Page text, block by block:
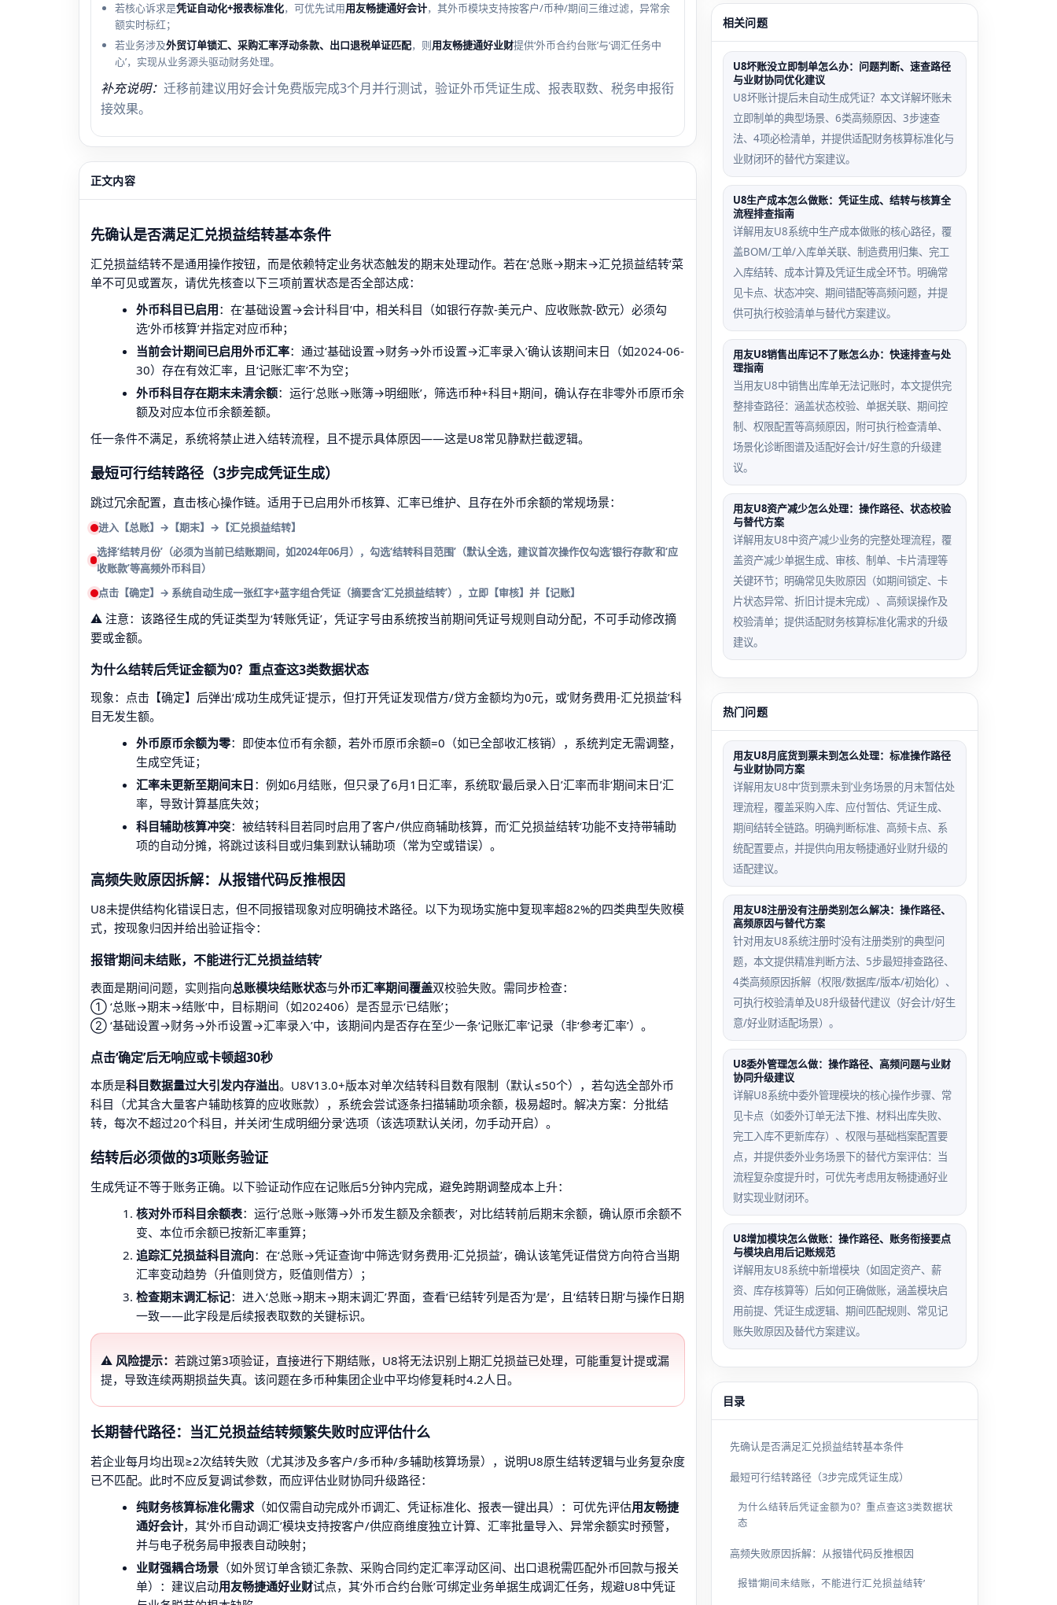
若核心诉求是凭证自动化+报表标准化，可优先试用用友畅捷通好会计，其外币模块支持按客户/币种/期间三维过滤，异常余
额实时标红；
若业务涉及外贸订单锁汇、采购汇率浮动条款、出口退税单证匹配，则用友畅捷通好业财提供‘外币合约台账’与‘调汇任务中
心’，实现从业务源头驱动财务处理。
补充说明： 迁移前建议用好会计免费版完成3个月并行测试，验证外币凭证生成、报表取数、税务申报衔
接效果。
正文内容
先确认是否满足汇兑损益结转基本条件
汇兑损益结转不是通用操作按钮，而是依赖特定业务状态触发的期末处理动作。若在‘总账→期末→汇兑损益结转’菜
单不可见或置灰，请优先核查以下三项前置状态是否全部达成：
外币科目已启用：在‘基础设置→会计科目’中，相关科目（如银行存款-美元户、应收账款-欧元）必须勾
选‘外币核算’并指定对应币种；
当前会计期间已启用外币汇率：通过‘基础设置→财务→外币设置→汇率录入’确认该期间末日（如2024-06-
30）存在有效汇率，且‘记账汇率’不为空；
外币科目存在期末未清余额：运行‘总账→账簿→明细账’，筛选币种+科目+期间，确认存在非零外币原币余
额及对应本位币余额差额。
任一条件不满足，系统将禁止进入结转流程，且不提示具体原因——这是U8常见静默拦截逻辑。
最短可行结转路径（3步完成凭证生成）
跳过冗余配置，直击核心操作链。适用于已启用外币核算、汇率已维护、且存在外币余额的常规场景：
进入【总账】→【期末】→【汇兑损益结转】
选择‘结转月份’（必须为当前已结账期间，如2024年06月），勾选‘结转科目范围’（默认全选，建议首次操作仅勾选‘银行存款’和‘应
收账款’等高频外币科目）
点击【确定】→ 系统自动生成一张红字+蓝字组合凭证（摘要含‘汇兑损益结转’），立即【审核】并【记账】
⚠️ 注意：该路径生成的凭证类型为‘转账凭证’，凭证字号由系统按当前期间凭证号规则自动分配，不可手动修改摘
要或金额。
为什么结转后凭证金额为0？重点查这3类数据状态
现象：点击【确定】后弹出‘成功生成凭证’提示，但打开凭证发现借方/贷方金额均为0元，或‘财务费用-汇兑损益’科
目无发生额。
外币原币余额为零：即使本位币有余额，若外币原币余额=0（如已全部收汇核销），系统判定无需调整，
生成空凭证；
汇率未更新至期间末日 ：例如6月结账，但只录了6月1日汇率，系统取‘最后录入日’汇率而非‘期间末日’汇
率，导致计算基底失效；
科目辅助核算冲突：被结转科目若同时启用了客户/供应商辅助核算，而‘汇兑损益结转’功能不支持带辅助
项的自动分摊，将跳过该科目或归集到默认辅助项（常为空或错误）。
高频失败原因拆解：从报错代码反推根因
U8未提供结构化错误日志，但不同报错现象对应明确技术路径。以下为现场实施中复现率超82%的四类典型失败模
式，按现象归因并给出验证指令：
报错‘期间未结账，不能进行汇兑损益结转’
表面是期间问题，实则指向总账模块结账状态与外币汇率期间覆盖双校验失败。需同步检查：
① ‘总账→期末→结账’中，目标期间（如202406）是否显示‘已结账’；
② ‘基础设置→财务→外币设置→汇率录入’中，该期间内是否存在至少一条‘记账汇率’记录（非‘参考汇率’）。
点击‘确定’后无响应或卡顿超30秒
本质是科目数据量过大引发内存溢出。U8V13.0+版本对单次结转科目数有限制（默认≤50个），若勾选全部外币
科目（尤其含大量客户辅助核算的应收账款），系统会尝试逐条扫描辅助项余额，极易超时。解决方案：分批结
转，每次不超过20个科目，并关闭‘生成明细分录’选项（该选项默认关闭，勿手动开启）。
结转后必须做的3项账务验证
生成凭证不等于账务正确。以下验证动作应在记账后5分钟内完成，避免跨期调整成本上升：
核对外币科目余额表：运行‘总账→账簿→外币发生额及余额表’，对比结转前后期末余额，确认原币余额不
变、本位币余额已按新汇率重算；
追踪汇兑损益科目流向：在‘总账→凭证查询’中筛选‘财务费用-汇兑损益’，确认该笔凭证借贷方向符合当期
汇率变动趋势（升值则贷方，贬值则借方）；
检查期末调汇标记：进入‘总账→期末→期末调汇’界面，查看‘已结转’列是否为‘是’，且‘结转日期’与操作日期
一致——此字段是后续报表取数的关键标识。
⚠️ 风险提示： 若跳过第3项验证，直接进行下期结账，U8将无法识别上期汇兑损益已处理，可能重复计提或漏
提，导致连续两期损益失真。该问题在多币种集团企业中平均修复耗时4.2人日。
长期替代路径：当汇兑损益结转频繁失败时应评估什么
若企业每月均出现≥2次结转失败（尤其涉及多客户/多币种/多辅助核算场景），说明U8原生结转逻辑与业务复杂度
已不匹配。此时不应反复调试参数，而应评估业财协同升级路径：
纯财务核算标准化需求（如仅需自动完成外币调汇、凭证标准化、报表一键出具）：可优先评估用友畅捷
通好会计，其‘外币自动调汇’模块支持按客户/供应商维度独立计算、汇率批量导入、异常余额实时预警，
并与电子税务局申报表自动映射；
业财强耦合场景 （如外贸订单含锁汇条款、采购合同约定汇率浮动区间、出口退税需匹配外币回款与报关
单）：建议启动用友畅捷通好业财试点，其‘外币合约台账’可绑定业务单据生成调汇任务，规避U8中凭证
相关问题
U8坏账没立即制单怎么办：问题判断、速查路径
与业财协同优化建议
U8坏账计提后未自动生成凭证？本文详解坏账未
立即制单的典型场景、6类高频原因、3步速查
法、4项必检清单，并提供适配财务核算标准化与
业财闭环的替代方案建议。
U8生产成本怎么做账：凭证生成、结转与核算全
流程排查指南
详解用友U8系统中生产成本做账的核心路径，覆
盖BOM/工单/入库单关联、制造费用归集、完工
入库结转、成本计算及凭证生成全环节。明确常
见卡点、状态冲突、期间错配等高频问题，并提
供可执行校验清单与替代方案建议。
用友U8销售出库记不了账怎么办：快速排查与处
理指南
当用友U8中销售出库单无法记账时，本文提供完
整排查路径：涵盖状态校验、单据关联、期间控
制、权限配置等高频原因，附可执行检查清单、
场景化诊断图谱及适配好会计/好生意的升级建
议。
用友U8资产减少怎么处理：操作路径、状态校验
与替代方案
详解用友U8中资产减少业务的完整处理流程，覆
盖资产减少单据生成、审核、制单、卡片清理等
关键环节；明确常见失败原因（如期间锁定、卡
片状态异常、折旧计提未完成）、高频误操作及
校验清单；提供适配财务核算标准化需求的升级
建议。
热门问题
用友U8月底货到票未到怎么处理：标准操作路径
与业财协同方案
详解用友U8中‘货到票未到’业务场景的月末暂估处
理流程，覆盖采购入库、应付暂估、凭证生成、
期间结转全链路。明确判断标准、高频卡点、系
统配置要点，并提供向用友畅捷通好业财升级的
适配建议。
用友U8注册没有注册类别怎么解决：操作路径、
高频原因与替代方案
针对用友U8系统注册时‘没有注册类别’的典型问
题，本文提供精准判断方法、5步最短排查路径、
4类高频原因拆解（权限/数据库/版本/初始化）、
可执行校验清单及U8升级替代建议（好会计/好生
意/好业财适配场景）。
U8委外管理怎么做：操作路径、高频问题与业财
协同升级建议
详解U8系统中委外管理模块的核心操作步骤、常
见卡点（如委外订单无法下推、材料出库失败、
完工入库不更新库存）、权限与基础档案配置要
点，并提供委外业务场景下的替代方案评估：当
流程复杂度提升时，可优先考虑用友畅捷通好业
财实现业财闭环。
U8增加模块怎么做账：操作路径、账务衔接要点
与模块启用后记账规范
详解用友U8系统中新增模块（如固定资产、薪
资、库存核算等）后如何正确做账，涵盖模块启
用前提、凭证生成逻辑、期间匹配规则、常见记
账失败原因及替代方案建议。
目录
先确认是否满足汇兑损益结转基本条件
最短可行结转路径（3步完成凭证生成）
为什么结转后凭证金额为0？重点查这3类数据状
态
高频失败原因拆解：从报错代码反推根因
报错‘期间未结账，不能进行汇兑损益结转’